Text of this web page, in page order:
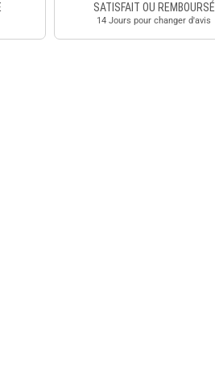
SATISFAIT OU REMBOURSÉ
14 Jours pour changer d'avis